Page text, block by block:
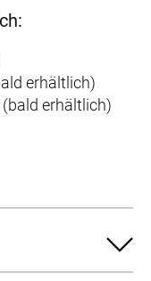
erhältlich)
erhältlich)